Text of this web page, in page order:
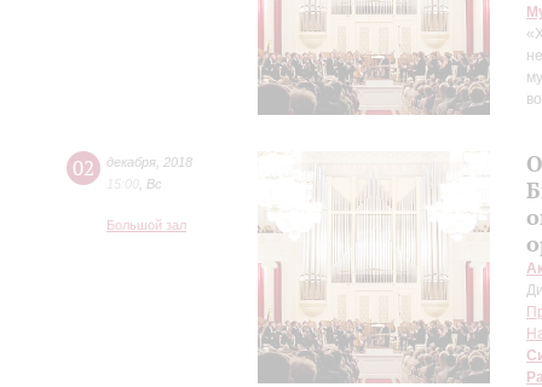
02 декабря 2018
15:00 Вс
Большой зал